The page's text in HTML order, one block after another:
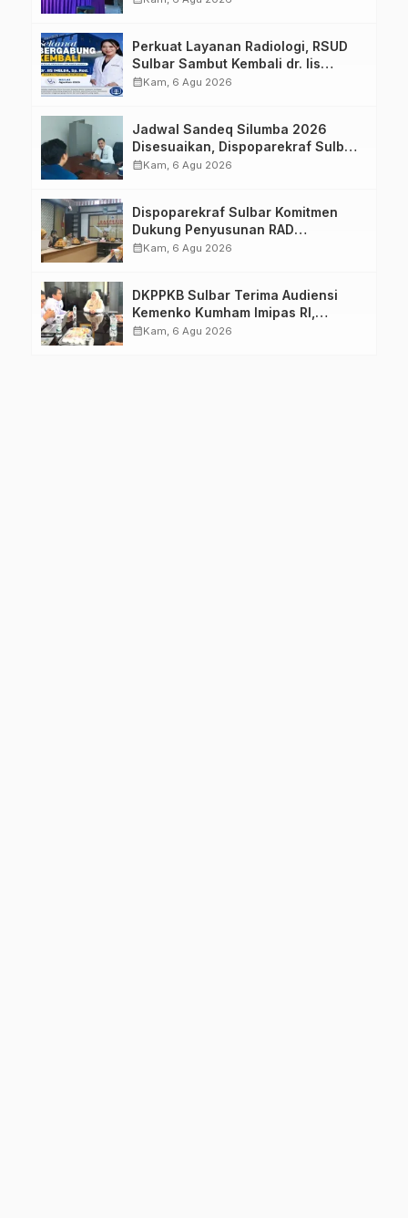
Perkuat Layanan Radiologi, RSUD
Sulbar Sambut Kembali dr. Iis
Imelda, Sp.Rad
calendar_monthKam, 6 Agu 2026
Jadwal Sandeq Silumba 2026
Disesuaikan, Dispoparekraf Sulbar
Pastikan Persiapan Tetap
calendar_monthKam, 6 Agu 2026
Dispoparekraf Sulbar Komitmen
Dukung Penyusunan RAD
TPB/SDGs Sulawesi Barat
calendar_monthKam, 6 Agu 2026
DKPPKB Sulbar Terima Audiensi
Kemenko Kumham Imipas RI,
Perkuat Pelayanan Kesehatan bagi
calendar_monthKam, 6 Agu 2026